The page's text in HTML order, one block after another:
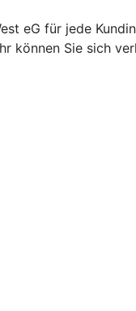
eG für jede
Sie sich